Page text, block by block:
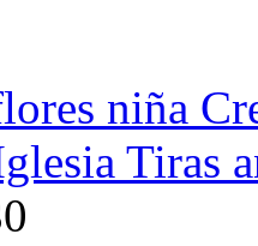
niña
Tiras